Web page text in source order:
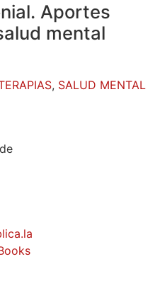
Aportes
mental
, SALUD MENTAL